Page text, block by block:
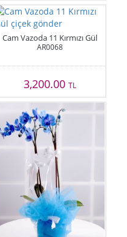
Cam Vazoda 11 Kırmızı Gül
AR0068
3,200.00 TL